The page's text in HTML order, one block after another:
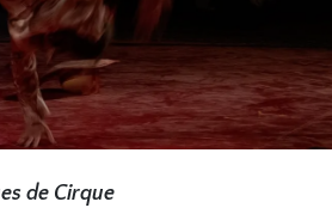
de Cirque